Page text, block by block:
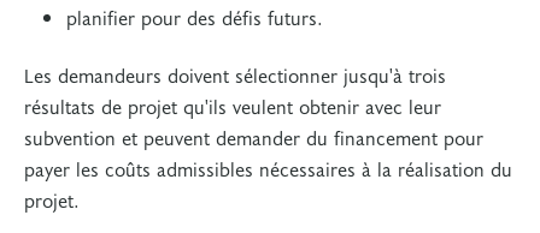
planifier pour des défis futurs.
Les demandeurs doivent sélectionner jusqu'à trois
résultats de projet qu'ils veulent obtenir avec leur
subvention et peuvent demander du financement pour
payer les coûts admissibles nécessaires à la réalisation du
projet.